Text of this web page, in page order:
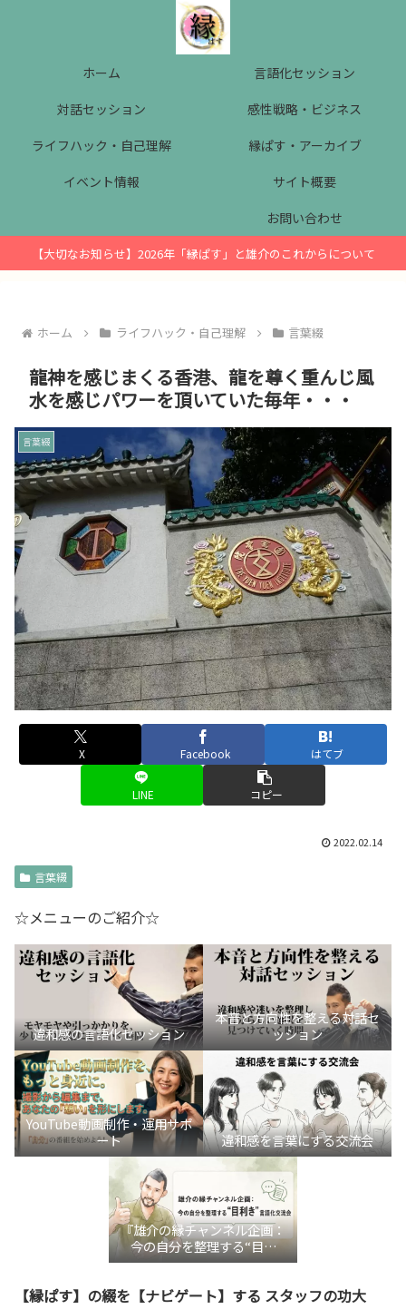
ホーム
言語化セッション
対話セッション
感性戦略・ビジネス
ライフハック・自己理解
縁ぱす・アーカイブ
イベント情報
サイト概要
お問い合わせ
【大切なお知らせ】2026年「縁ぱす」と雄介のこれからについて
ホーム ライフハック・自己理解 言葉綴
龍神を感じまくる香港、龍を尊く重んじ風
水を感じパワーを頂いていた毎年・・・
言葉綴
X Facebook はてブ
LINE コピー
2022.02.14
言葉綴
☆メニューのご紹介☆
違和感の言語化セッション
本音と方向性を整える対話セ
ッション
YouTube動画制作・運用サポ
ート
違和感を言葉にする交流会
『雄介の縁チャンネル企画：
今の自分を整理する“目利
き”言語化交流会』
【縁ぱす】の綴を【ナビゲート】する スタッフの功大